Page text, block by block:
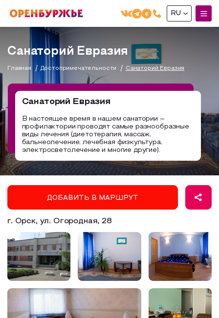
О РЕГИОНЕ
О регионе
Бузулук и Бузулукский район
Соль-Илецкий район
Саракташский район
МОЙ МАРШРУТ
Маршруты от туроператоров
Промышленный туризм
Пешеходный туризм
Аудио маршруты
Образовательный туризм
Аттестованные экскурсоводы
Маршруты от экскурсоводов
ГДЕ ПОЕСТЬ
ГДЕ ОСТАНОВИТЬСЯ
НАЦИОНАЛЬНЫЙ ТУРИСТСКИЙ МАРШРУТ
RU
Русский(RU)
Санаторий Евразия
Главная Достопримечательности Санаторий Евразия
Санаторий Евразия
В настоящее время в нашем санатории –
профилактории проводят самые разнообразные
виды лечения (диетотерапия, массаж,
бальнеолечение, лечебная физкультура,
электросветолечение и многие другие).
ДОБАВИТЬ В МАРШРУТ
г. Орск, ул. Огородная, 28